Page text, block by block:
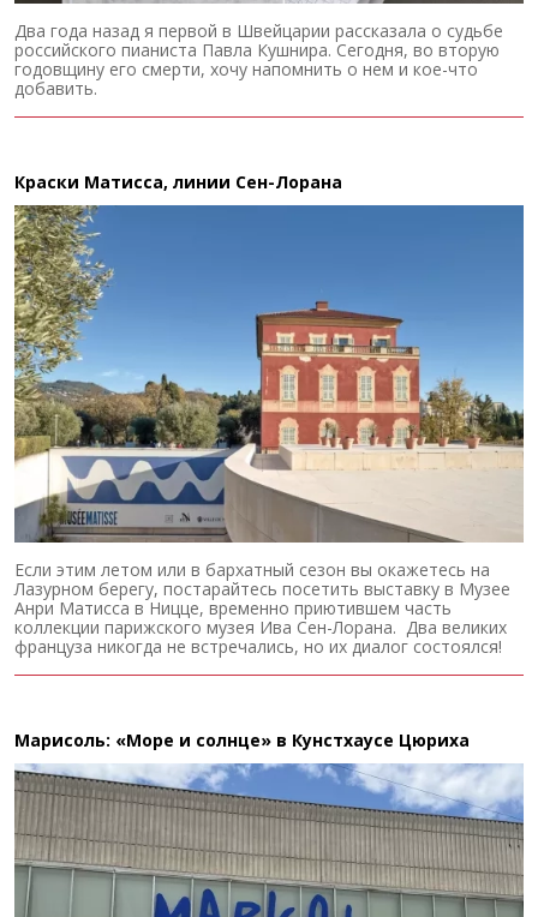
Два года назад я первой в Швейцарии рассказала о судьбе
российского пианиста Павла Кушнира. Сегодня, во вторую
годовщину его смерти, хочу напомнить о нем и кое-что
добавить.
Краски Матисса, линии Сен-Лорана
Если этим летом или в бархатный сезон вы окажетесь на
Лазурном берегу, постарайтесь посетить выставку в Музее
Анри Матисса в Ницце, временно приютившем часть
коллекции парижского музея Ива Сен-Лорана. Два великих
француза никогда не встречались, но их диалог состоялся!
Марисоль: «Море и солнце» в Кунстхаусе Цюриха